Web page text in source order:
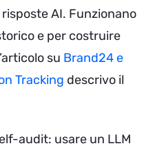
AI. Funzionano
e per costruire
su Brand24 e
Tracking descrivo il
audit: usare un LLM